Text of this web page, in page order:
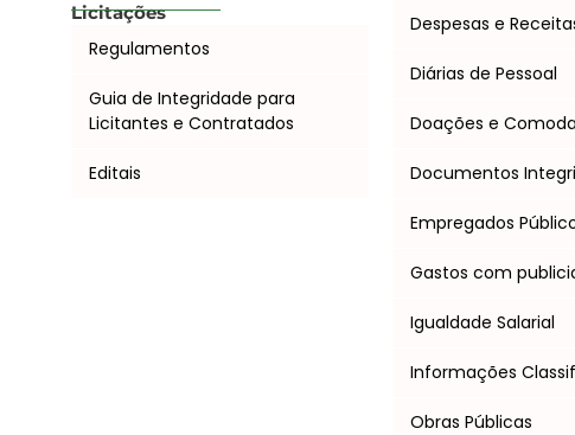
Licitações
Regulamentos
Guia de Integridade para
Licitantes e Contratados
Editais
Despesas e
Diárias de Pessoal
Doações e
Documentos
Empregados
Gastos com
Igualdade Salarial
Informações
Obras Públicas